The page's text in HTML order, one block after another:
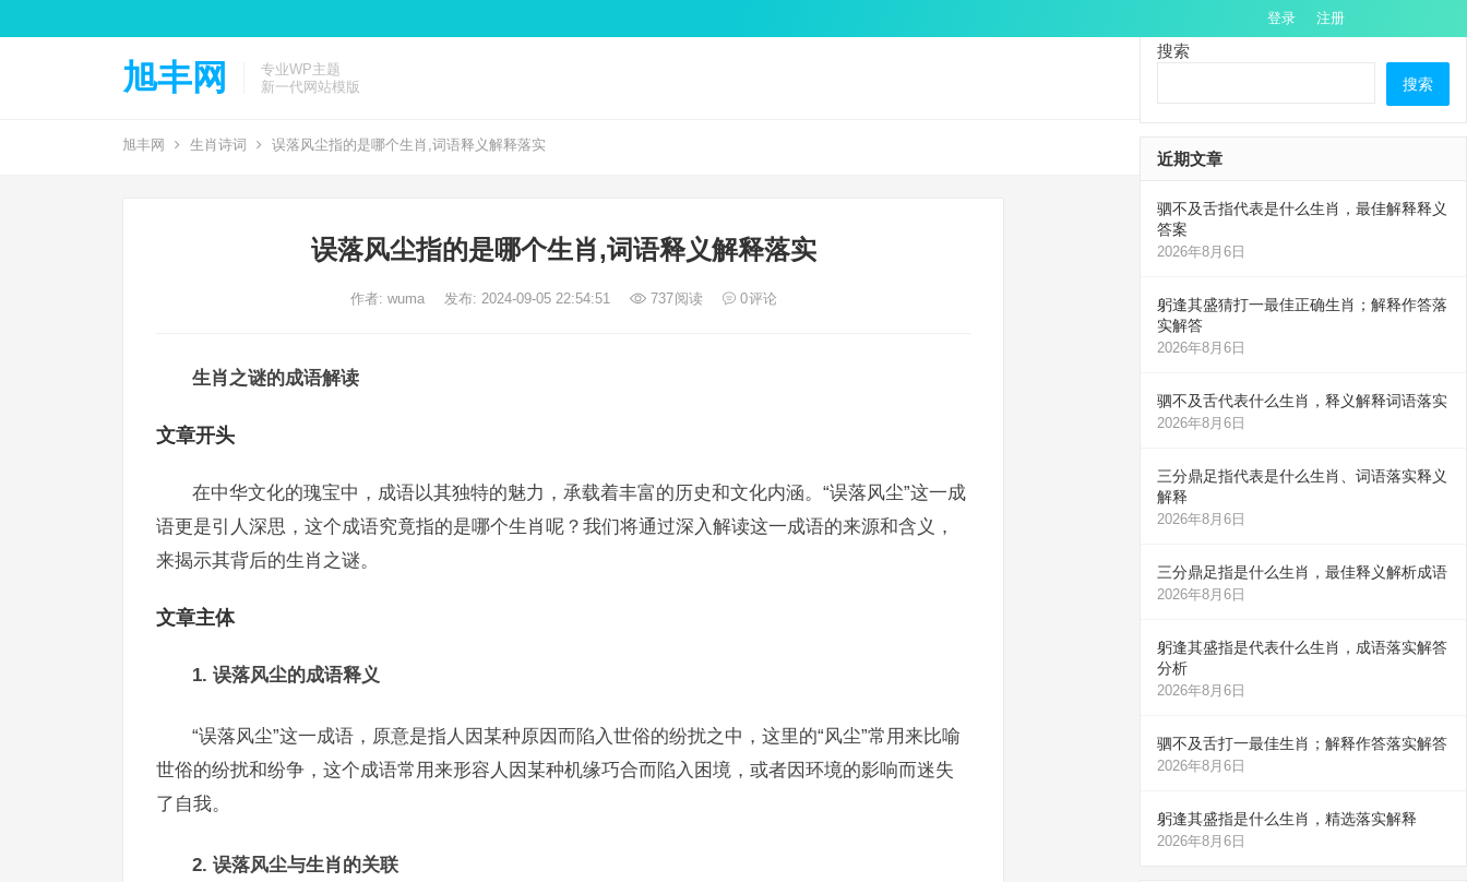
登录 注册
旭丰网
专业WP主题
新一代网站模版
旭丰网 生肖诗词 误落风尘指的是哪个生肖,词语释义解释落实
误落风尘指的是哪个生肖,词语释义解释落实
作者: wuma 发布: 2024-09-05 22:54:51 737阅读 0评论
生肖之谜的成语解读
文章开头
在中华文化的瑰宝中，成语以其独特的魅力，承载着丰富的历史和文化内涵。“误落风尘”这一成
语更是引人深思，这个成语究竟指的是哪个生肖呢？我们将通过深入解读这一成语的来源和含义，
来揭示其背后的生肖之谜。
文章主体
1. 误落风尘的成语释义
“误落风尘”这一成语，原意是指人因某种原因而陷入世俗的纷扰之中，这里的“风尘”常用来比喻
世俗的纷扰和纷争，这个成语常用来形容人因某种机缘巧合而陷入困境，或者因环境的影响而迷失
了自我。
2. 误落风尘与生肖的关联
搜索
搜索
近期文章
驷不及舌指代表是什么生肖，最佳解释释义
答案
2026年8月6日
躬逢其盛猜打一最佳正确生肖；解释作答落
实解答
2026年8月6日
驷不及舌代表什么生肖，释义解释词语落实
2026年8月6日
三分鼎足指代表是什么生肖、词语落实释义
解释
2026年8月6日
三分鼎足指是什么生肖，最佳释义解析成语
2026年8月6日
躬逢其盛指是代表什么生肖，成语落实解答
分析
2026年8月6日
驷不及舌打一最佳生肖；解释作答落实解答
2026年8月6日
躬逢其盛指是什么生肖，精选落实解释
2026年8月6日